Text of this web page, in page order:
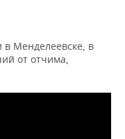
в Менделеевске, в
от отчима,